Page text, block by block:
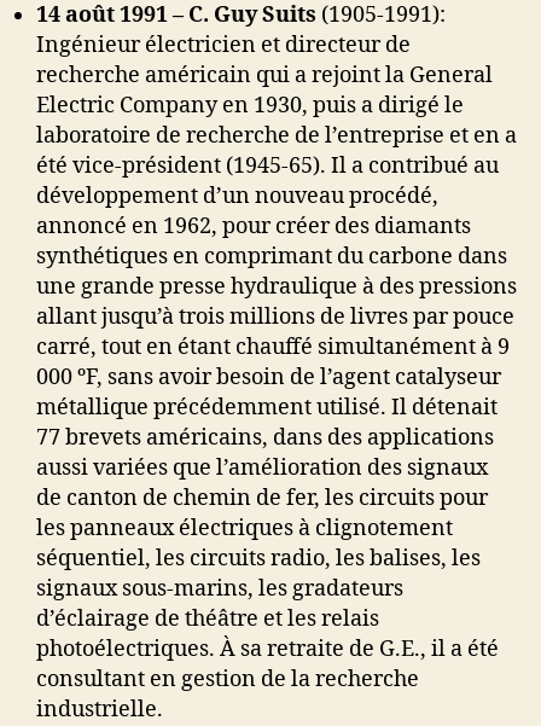
14 août 1991 – C. Guy Suits (1905-1991):
Ingénieur électricien et directeur de
recherche américain qui a rejoint la General
Electric Company en 1930, puis a dirigé le
laboratoire de recherche de l’entreprise et en a
été vice-président (1945-65). Il a contribué au
développement d’un nouveau procédé,
annoncé en 1962, pour créer des diamants
synthétiques en comprimant du carbone dans
une grande presse hydraulique à des pressions
allant jusqu’à trois millions de livres par pouce
carré, tout en étant chauffé simultanément à 9
000 ºF, sans avoir besoin de l’agent catalyseur
métallique précédemment utilisé. Il détenait
77 brevets américains, dans des applications
aussi variées que l’amélioration des signaux
de canton de chemin de fer, les circuits pour
les panneaux électriques à clignotement
séquentiel, les circuits radio, les balises, les
signaux sous-marins, les gradateurs
d’éclairage de théâtre et les relais
photoélectriques. À sa retraite de G.E., il a été
consultant en gestion de la recherche
industrielle.